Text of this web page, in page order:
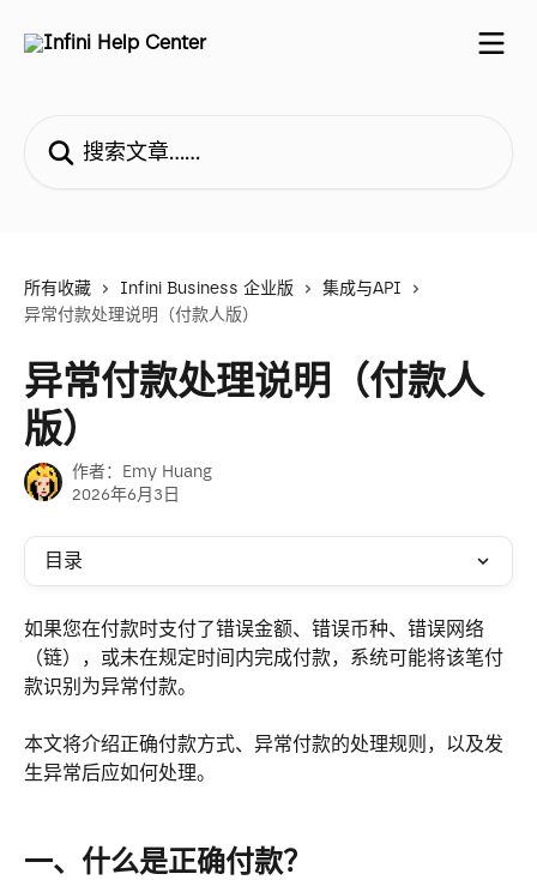
所有收藏 Infini Business 企业版
集成与API
异常付款处理说明（付款人版）
异常付款处理说明（付款人
版）
作者： Emy Huang
2026年6月3日
目录
如果您在付款时支付了错误金额、错误币种、错误网络
（链），或未在规定时间内完成付款，系统可能将该笔付
款识别为异常付款。
本文将介绍正确付款方式、异常付款的处理规则，以及发
生异常后应如何处理。
一、什么是正确付款？